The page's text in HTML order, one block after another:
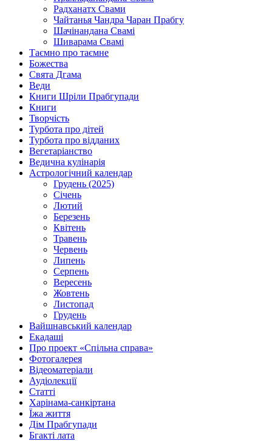
Радханатх Свами
Чайтанья Чандра Чаран Прабгу
Шачінандана Свамі
Шиварама Свамі
Таємно про таємне
Божества
Свята Дгама
Веди
Книги Шріли Прабгупади
Книги
Творчість
Турбота про дітей
Турбота про відданих
Вегетаріанство
Ведична кулінарія
Астрологічний календар
Грудень (2025)
Січень
Лютий
Березень
Квітень
Травень
Червень
Липень
Серпень
Вересень
Жовтень
Листопад
Грудень
Вайшнавський календар
Екадаші
Про проект «Спільна справа»
Фотогалерея
Відеоматеріали
Аудіолекції
Статті
Харінама-санкіртана
Їжа життя
Дім Прабгупади
Бгакті лата